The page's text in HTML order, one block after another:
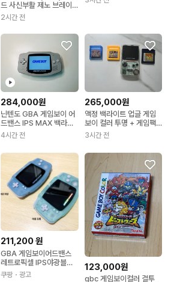
드 사신부활 제노 브레이
커
2시간 전
284,000원
닌텐도 GBA 게임보이 어
드밴스 IPS MAX 백라이
트 에디션 판매
4시간 전
265,000원
액정 백라이트 업글 게임
보이 컬러 투명 + 게임팩
3개 세트
3시간 전
211,200원
GBA 게임보이어드밴스
레트로픽셀 IPS야광블루
쿠팡 ・광고
123,000원
gbc 게임보이컬러 결투